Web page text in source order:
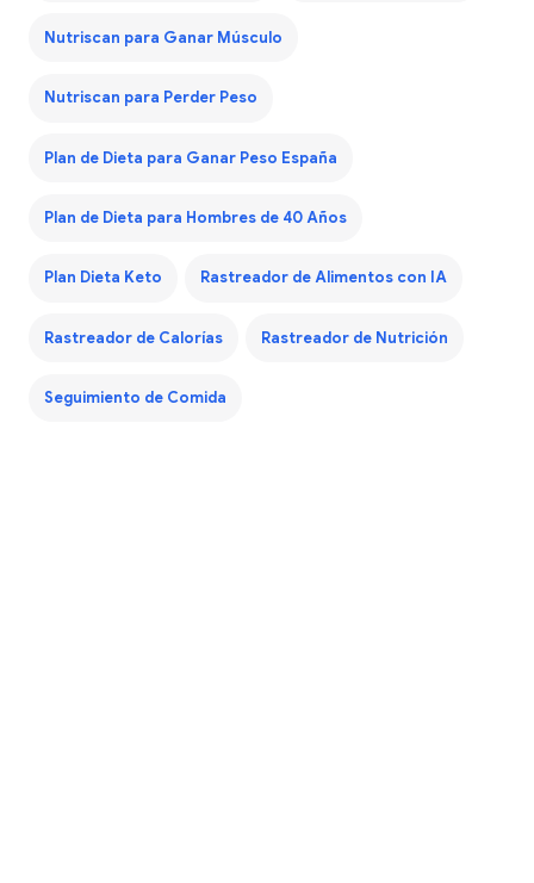
Nutriscan para Ganar Músculo
Nutriscan para Perder Peso
Plan de Dieta para Ganar Peso España
Plan de Dieta para Hombres de 40 Años
Plan Dieta Keto Rastreador de Alimentos con IA
Rastreador de Calorías Rastreador de Nutrición
Seguimiento de Comida